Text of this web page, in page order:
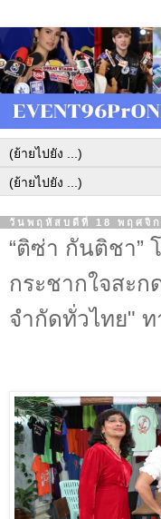
วันพฤหัสบดีที่ 18 พฤศจิ
“ติซ่า กันติชา”
กระชากใจสะก
จำกัดทั่วไทย"